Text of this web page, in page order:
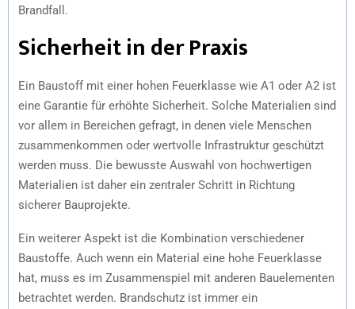
Brandfall.
Sicherheit in der Praxis
Ein Baustoff mit einer hohen Feuerklasse wie A1 oder A2 ist
eine Garantie für erhöhte Sicherheit. Solche Materialien sind
vor allem in Bereichen gefragt, in denen viele Menschen
zusammenkommen oder wertvolle Infrastruktur geschützt
werden muss. Die bewusste Auswahl von hochwertigen
Materialien ist daher ein zentraler Schritt in Richtung
sicherer Bauprojekte.
Ein weiterer Aspekt ist die Kombination verschiedener
Baustoffe. Auch wenn ein Material eine hohe Feuerklasse
hat, muss es im Zusammenspiel mit anderen Bauelementen
betrachtet werden. Brandschutz ist immer ein